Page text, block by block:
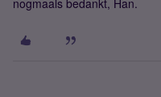
nogmaals bedankt, Han.